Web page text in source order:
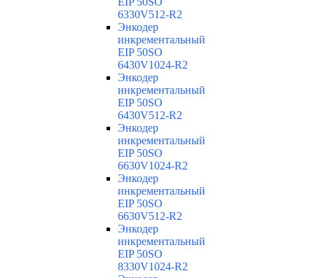
6330V512-R2
Энкодер
инкрементальный
EIP 50SO
6430V1024-R2
Энкодер
инкрементальный
EIP 50SO
6430V512-R2
Энкодер
инкрементальный
EIP 50SO
6630V1024-R2
Энкодер
инкрементальный
EIP 50SO
6630V512-R2
Энкодер
инкрементальный
EIP 50SO
8330V1024-R2